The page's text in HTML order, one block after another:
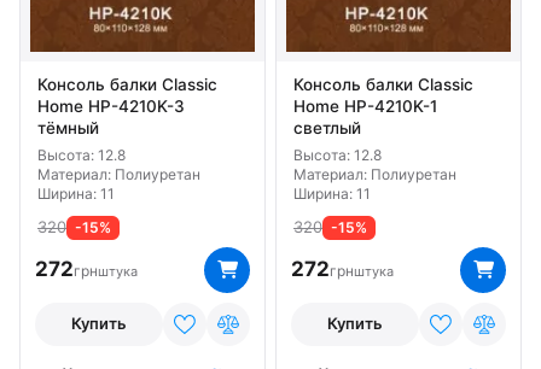
Консоль балки Classic
Home HP-4210K-3
тёмный
Высота: 12.8
Материал: Полиуретан
Ширина: 11
320 -15%
272грнштука
Купить
Консоль балки Classic
Home HP-4210K-1
светлый
Высота: 12.8
Материал: Полиуретан
Ширина: 11
320 -15%
272грнштука
Купить